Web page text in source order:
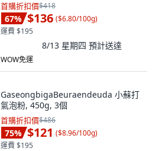
首購折扣價$418
67% $136 ($6.80/100g)
運費 $195
8/13 星期四 預計送達
WOW免運
GaseongbigaBeuraendeuda 小蘇打
氣泡粉, 450g, 3個
首購折扣價$486
75% $121 ($8.96/100g)
運費 $195